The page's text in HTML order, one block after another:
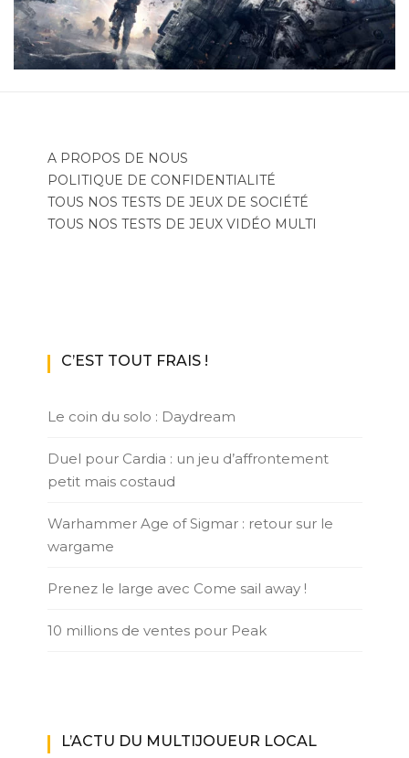
A PROPOS DE NOUS
POLITIQUE DE CONFIDENTIALITÉ
TOUS NOS TESTS DE JEUX DE SOCIÉTÉ
TOUS NOS TESTS DE JEUX VIDÉO MULTI
C’EST TOUT FRAIS !
Le coin du solo : Daydream
Duel pour Cardia : un jeu d’affrontement
petit mais costaud
Warhammer Age of Sigmar : retour sur le
wargame
Prenez le large avec Come sail away !
10 millions de ventes pour Peak
L’ACTU DU MULTIJOUEUR LOCAL